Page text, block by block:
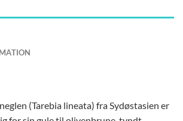
(Tarebia lineata) fra Sydøstasien er